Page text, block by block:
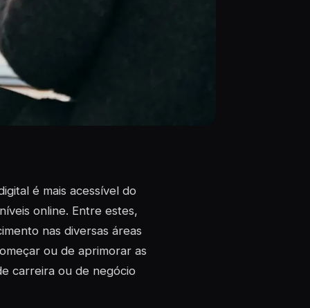
é mais acessível do
online. Entre estes,
nas diversas áreas
ou de aprimorar as
carreira ou de negócio